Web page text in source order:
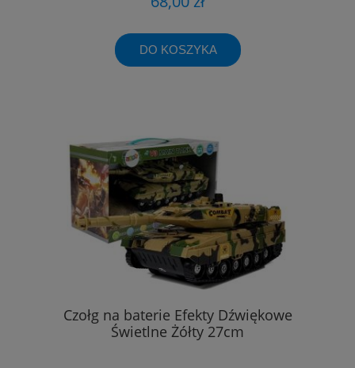
DO KOSZYKA
Czołg na baterie Efekty Dźwiękowe
Świetlne Żółty 27cm